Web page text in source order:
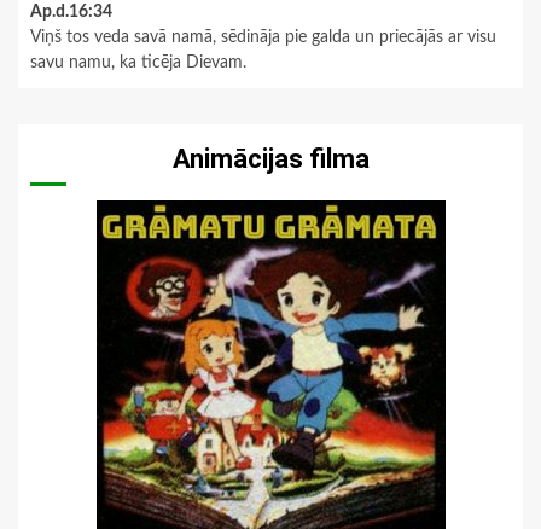
Ap.d.16:34
Viņš tos veda savā namā, sēdināja pie galda un priecājās ar visu
savu namu, ka ticēja Dievam.
Animācijas filma